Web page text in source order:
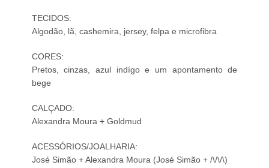
TECIDOS:
Algodão, lã, cashemira, jersey, felpa e microfibra
CORES:
Pretos, cinzas, azul indígo e um apontamento de
bege
CALÇADO:
Alexandra Moura + Goldmud
ACESSÓRIOS/JOALHARIA:
José Simão + Alexandra Moura (José Simão + /\/\/\)